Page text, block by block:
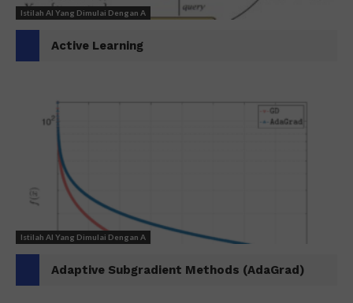
Istilah AI Yang Dimulai Dengan A
Active Learning
Istilah AI Yang Dimulai Dengan A
Adaptive Subgradient Methods (AdaGrad)